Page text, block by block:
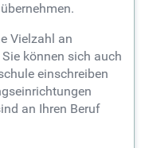
Vielzahl an
können sich auch
einschreiben
an Ihren Beruf